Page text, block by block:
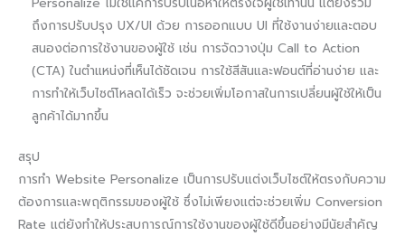
ถึงการปรับปรุง UX/UI ด้วย การออกแบบ UI ที่ใช้งานง่ายและตอบ
สนองต่อการใช้งานของผู้ใช้ เช่น การจัดวางปุ่ม Call to Action
(CTA) ในตำแหน่งที่เห็นได้ชัดเจน การใช้สีสันและฟอนต์ที่อ่านง่าย และ
การทำให้เว็บไซต์โหลดได้เร็ว จะช่วยเพิ่มโอกาสในการเปลี่ยนผู้ใช้ให้เป็น
ลูกค้าได้มากขึ้น
สรุป
การทำ Website Personalize เป็นการปรับแต่งเว็บไซต์ให้ตรงกับความ
ต้องการและพฤติกรรมของผู้ใช้ ซึ่งไม่เพียงแต่จะช่วยเพิ่ม Conversion
Rate แต่ยังทำให้ประสบการณ์การใช้งานของผู้ใช้ดีขึ้นอย่างมีนัยสำคัญ